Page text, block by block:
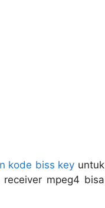
kode biss key untuk
mpeg4 bisa